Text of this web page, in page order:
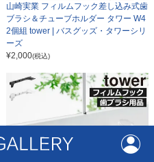
山崎実業 フィルムフック差し込み式歯
ブラシ＆チューブホルダー タワー W4
2個組 tower | バスグッズ・タワーシリ
ーズ
¥2,000(税込)